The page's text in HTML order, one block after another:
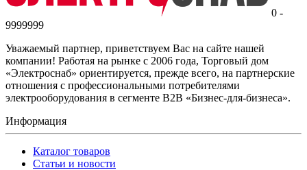
0 -
9999999
Уважаемый партнер, приветствуем Вас на сайте нашей
компании! Работая на рынке с 2006 года, Торговый дом
«Электроснаб» ориентируется, прежде всего, на партнерские
отношения с профессиональными потребителями
электрооборудования в сегменте B2B «Бизнес-для-бизнеса».
Информация
Каталог товаров
Статьи и новости